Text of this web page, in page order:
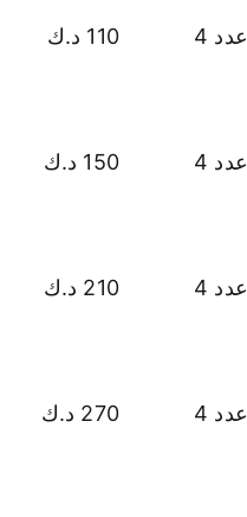
عدد 4 110 د.ك
عدد 4 150 د.ك
عدد 4 210 د.ك
عدد 4 270 د.ك